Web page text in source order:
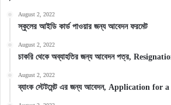
August 2, 2022
স্কুলের আইডি কার্ড পাওয়ার জন্য আবেদন ফরমেট
August 2, 2022
চাকরি থেকে অব্যাহতির জন্য আবেদন পত্র,
August 2, 2022
ব্যাংক স্টেটমেন্ট এর জন্য আবেদন, Application